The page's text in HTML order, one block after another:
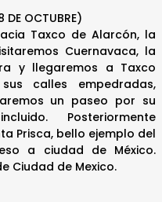
OCTUBRE)
Taxco de Alarcón, la
Cuernavaca, la
y llegaremos a Taxco
calles empedradas,
un paseo por su
Posteriormente
bello ejemplo del
a ciudad de México.
de Mexico.